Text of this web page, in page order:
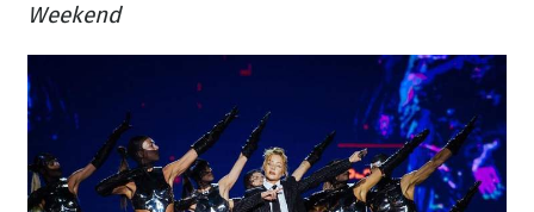
Weekend